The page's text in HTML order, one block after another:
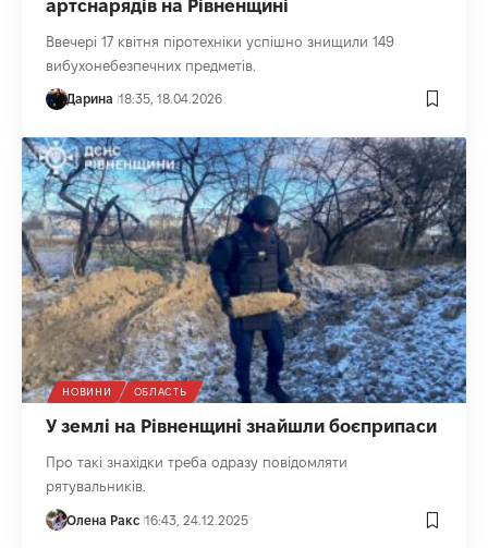
артснарядів на Рівненщині
Ввечері 17 квітня піротехніки успішно знищили 149
вибухонебезпечних предметів.
Дарина 18:35, 18.04.2026
НОВИНИ ОБЛАСТЬ
У землі на Рівненщині знайшли боєприпаси
Про такі знахідки треба одразу повідомляти
рятувальників.
Олена Ракс 16:43, 24.12.2025